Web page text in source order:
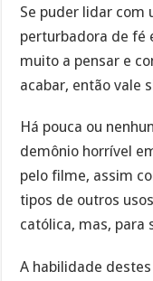
Se puder lidar
perturbadora de fé
muito a pensar e
acabar, então vale
Há pouca ou
demônio horrível
pelo filme, assim
tipos de outros
católica, mas, para
A habilidade